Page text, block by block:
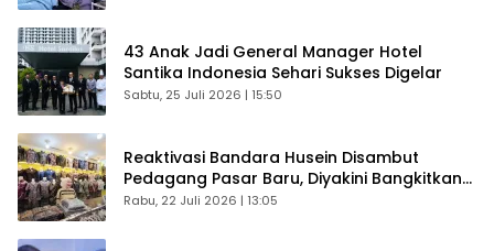
43 Anak Jadi General Manager Hotel
Santika Indonesia Sehari Sukses Digelar
Sabtu, 25 Juli 2026 | 15:50
Reaktivasi Bandara Husein Disambut
Pedagang Pasar Baru, Diyakini Bangkitkan
Kembali Ekonomi Bandung
Rabu, 22 Juli 2026 | 13:05